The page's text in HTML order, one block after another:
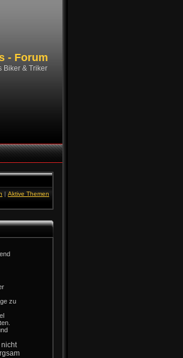
- Forum
Biker & Triker
| Aktive Themen
zu